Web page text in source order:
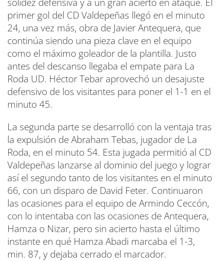
primer gol del CD Valdepeñas llegó en el minuto
24, una vez más, obra de Javier Antequera, que
continúa siendo una pieza clave en el equipo
como el máximo goleador de la plantilla. Justo
antes del descanso llegaba el empate para La
Roda UD. Héctor Tebar aprovechó un desajuste
defensivo de los visitantes para poner el 1-1 en el
minuto 45.
La segunda parte se desarrolló con la ventaja tras
la expulsión de Abraham Tebas, jugador de La
Roda, en el minuto 54. Esta jugada permitió al CD
Valdepeñas lanzarse al dominio del juego y lograr
así el segundo tanto de los visitantes en el minuto
66, con un disparo de David Feter. Continuaron
las ocasiones para el equipo de Armindo Ceccón,
con lo intentaba con las ocasiones de Antequera,
Hamza o Nizar, pero sin acierto hasta el último
instante en qué Hamza Abadi marcaba el 1-3,
min. 87, y dejaba cerrado el marcador.